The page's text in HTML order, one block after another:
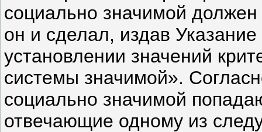
социально значимой
он и сделал, издав
установлении значений
системы значимой».
социально значимой
отвечающие одному из